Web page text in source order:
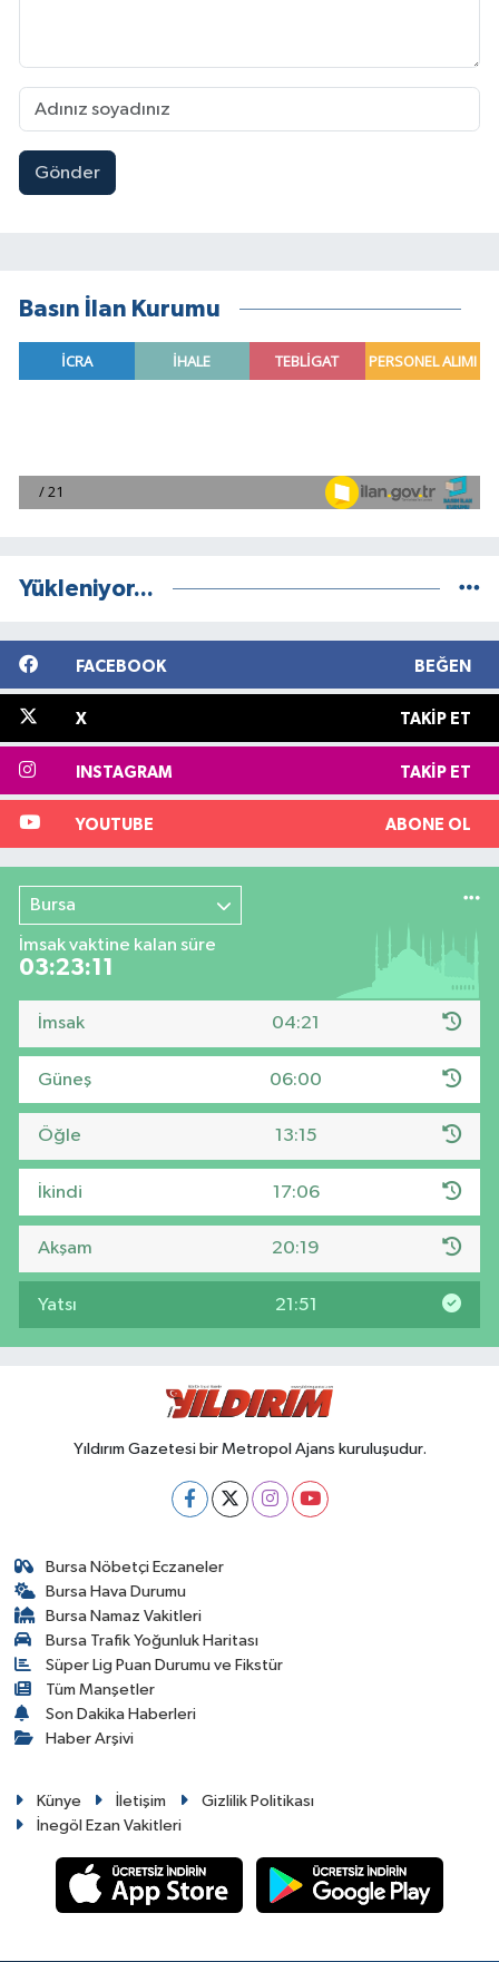
Gönder
Basın İlan Kurumu
Yükleniyor...
FACEBOOK BEĞEN
X TAKIP ET
INSTAGRAM TAKIP ET
YOUTUBE ABONE OL
Bursa
İmsak vaktine kalan süre
03:23:10
İmsak 04:21
Güneş 06:00
Öğle 13:15
İkindi 17:06
Akşam 20:19
Yatsı 21:51
Yıldırım Gazetesi bir Metropol Ajans kuruluşudur.
Bursa Nöbetçi Eczaneler
Bursa Hava Durumu
Bursa Namaz Vakitleri
Bursa Trafik Yoğunluk Haritası
Süper Lig Puan Durumu ve Fikstür
Tüm Manşetler
Son Dakika Haberleri
Haber Arşivi
Künye İletişim
Gizlilik Politikası
İnegöl Ezan Vakitleri